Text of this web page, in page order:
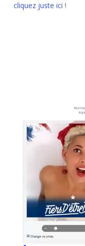
cliquez juste ici !